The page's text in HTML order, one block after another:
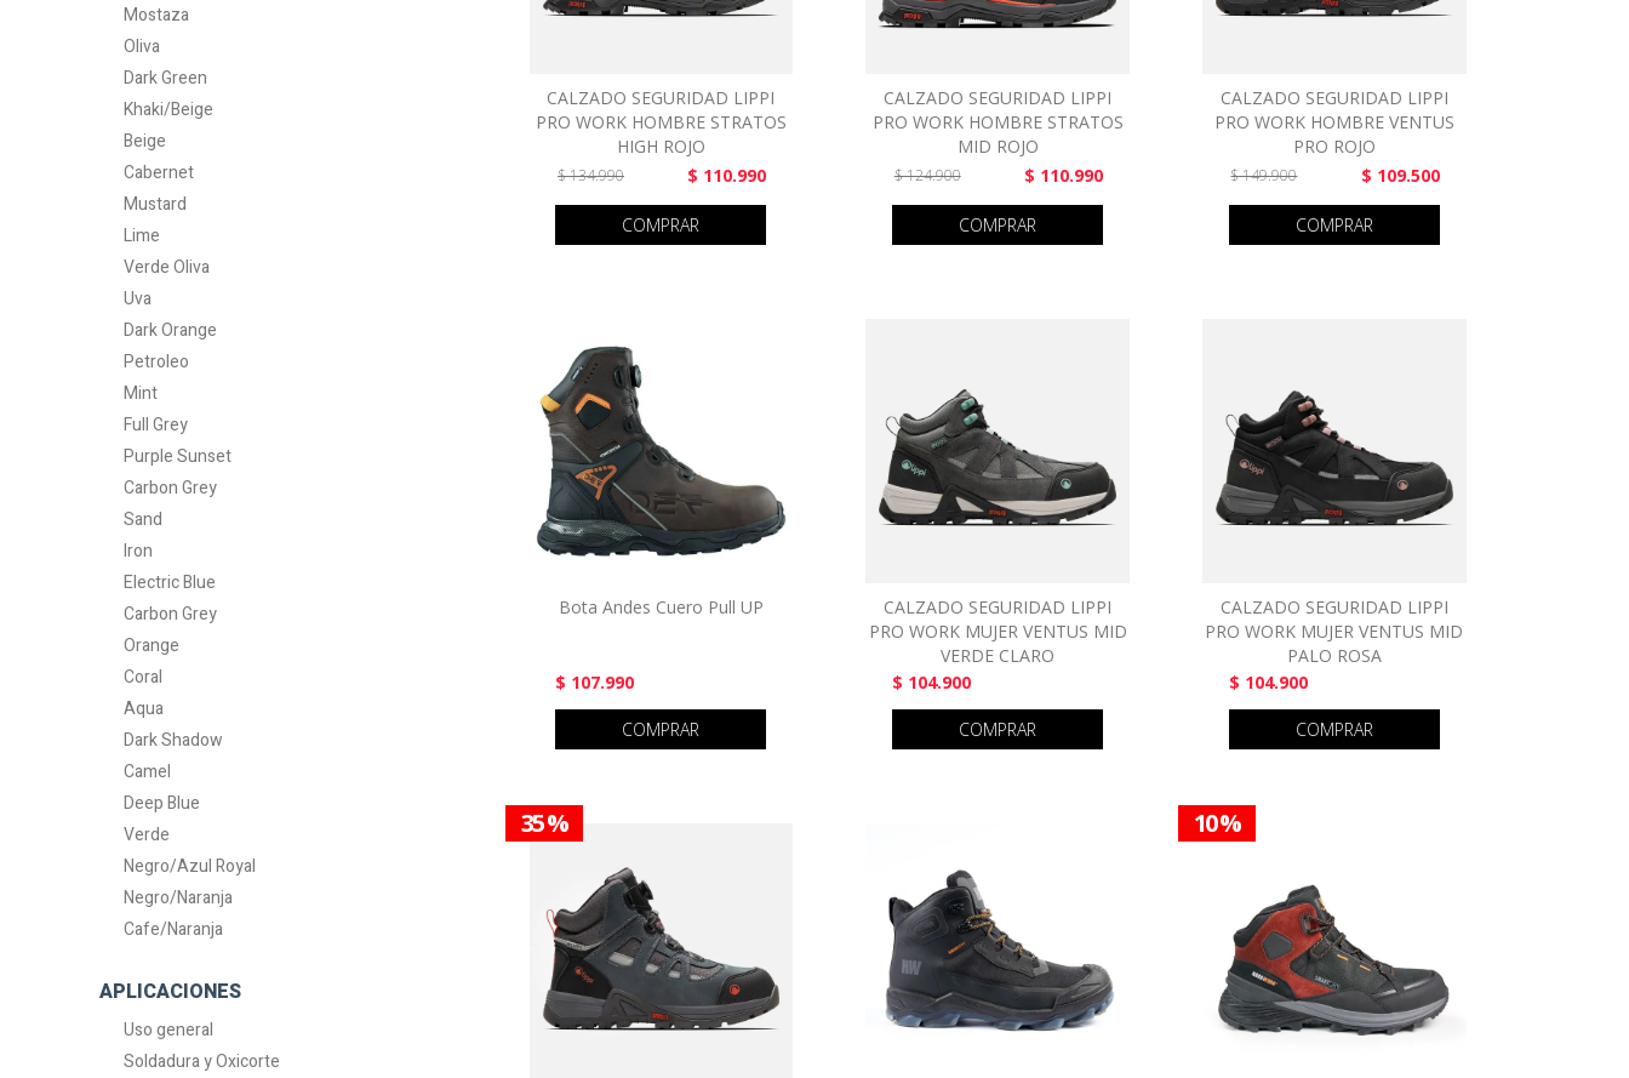
Mostaza
Oliva
Dark Green
Khaki/Beige
Beige
Cabernet
Mustard
Lime
Verde Oliva
Uva
Dark Orange
Petroleo
Mint
Full Grey
Purple Sunset
Carbon Grey
Sand
Iron
Electric Blue
Carbon Grey
Orange
Coral
Aqua
Dark Shadow
Camel
Deep Blue
Verde
Negro/Azul Royal
Negro/Naranja
Cafe/Naranja
APLICACIONES
Uso general
Soldadura y Oxicorte
CALZADO SEGURIDAD LIPPI
PRO WORK HOMBRE STRATOS
HIGH ROJO
$ 134.990 $ 110.990
COMPRAR
CALZADO SEGURIDAD LIPPI
PRO WORK HOMBRE STRATOS
MID ROJO
$ 124.900 $ 110.990
COMPRAR
CALZADO SEGURIDAD LIPPI
PRO WORK HOMBRE VENTUS
PRO ROJO
$ 149.900 $ 109.500
COMPRAR
Bota Andes Cuero Pull UP
$ 107.990
COMPRAR
CALZADO SEGURIDAD LIPPI
PRO WORK MUJER VENTUS MID
VERDE CLARO
$ 104.900
COMPRAR
CALZADO SEGURIDAD LIPPI
PRO WORK MUJER VENTUS MID
PALO ROSA
$ 104.900
COMPRAR
35 % 10 %